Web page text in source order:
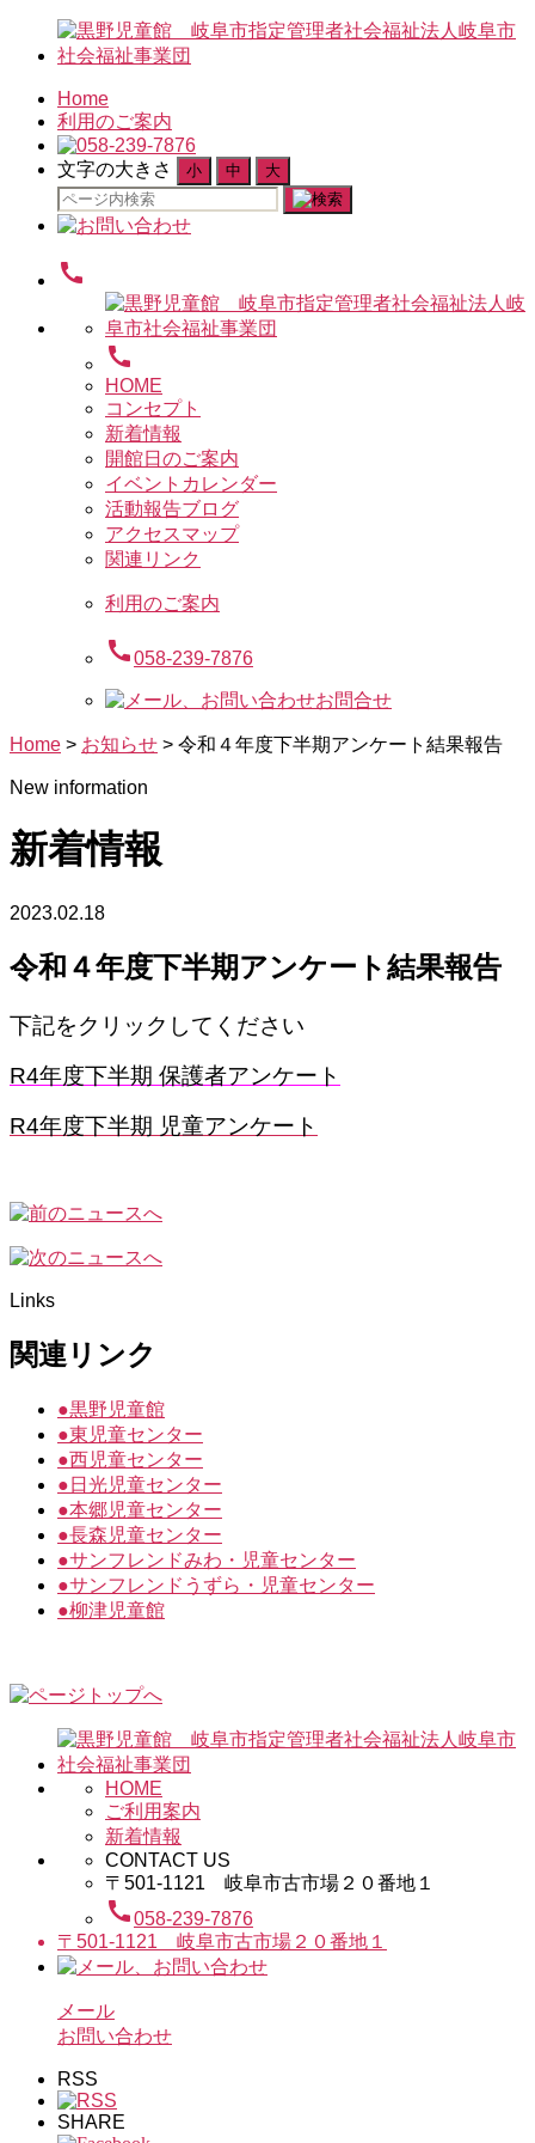
Home
利用のご案内
文字の大きさ 小 中 大
検
索
象:
call
call
HOME
コンセプト
新着情報
開館日のご案内
イベントカレンダー
活動報告ブログ
アクセスマップ
関連リンク
利用のご案内
call058-239-7876
お問合せ
Home > お知らせ > 令和４年度下半期アンケート結果報告
New information
新着情報
2023.02.18
令和４年度下半期アンケート結果報告
下記をクリックしてください
R4年度下半期 保護者アンケート
R4年度下半期 児童アンケート
Links
関連リンク
●黒野児童館
●東児童センター
●西児童センター
● 日光児童センター
●本郷児童センター
●長森児童センター
●サンフレンドみわ・児童センター
●サンフレンドうずら・児童センター
●柳津児童館
HOME
ご利用案内
新着情報
CONTACT US
〒501-1121 岐阜市古市場２０番地１
call058-239-7876
〒501-1121 岐阜市古市場２０番地１
メール
お問い合わせ
RSS
SHARE